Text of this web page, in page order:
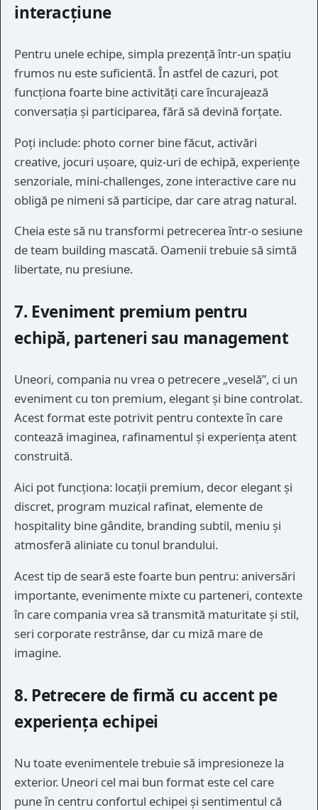
interacțiune
Pentru unele echipe, simpla prezență într-un spațiu
frumos nu este suficientă. În astfel de cazuri, pot
funcționa foarte bine activități care încurajează
conversația și participarea, fără să devină forțate.
Poți include: photo corner bine făcut, activări
creative, jocuri ușoare, quiz-uri de echipă, experiențe
senzoriale, mini-challenges, zone interactive care nu
obligă pe nimeni să participe, dar care atrag natural.
Cheia este să nu transformi petrecerea într-o sesiune
de team building mascată. Oamenii trebuie să simtă
libertate, nu presiune.
7. Eveniment premium pentru
echipă, parteneri sau management
Uneori, compania nu vrea o petrecere „veselă”, ci un
eveniment cu ton premium, elegant și bine controlat.
Acest format este potrivit pentru contexte în care
contează imaginea, rafinamentul și experiența atent
construită.
Aici pot funcționa: locații premium, decor elegant și
discret, program muzical rafinat, elemente de
hospitality bine gândite, branding subtil, meniu și
atmosferă aliniate cu tonul brandului.
Acest tip de seară este foarte bun pentru: aniversări
importante, evenimente mixte cu parteneri, contexte
în care compania vrea să transmită maturitate și stil,
seri corporate restrânse, dar cu miză mare de
imagine.
8. Petrecere de firmă cu accent pe
experiența echipei
Nu toate evenimentele trebuie să impresioneze la
exterior. Uneori cel mai bun format este cel care
pune în centru confortul echipei și sentimentul că